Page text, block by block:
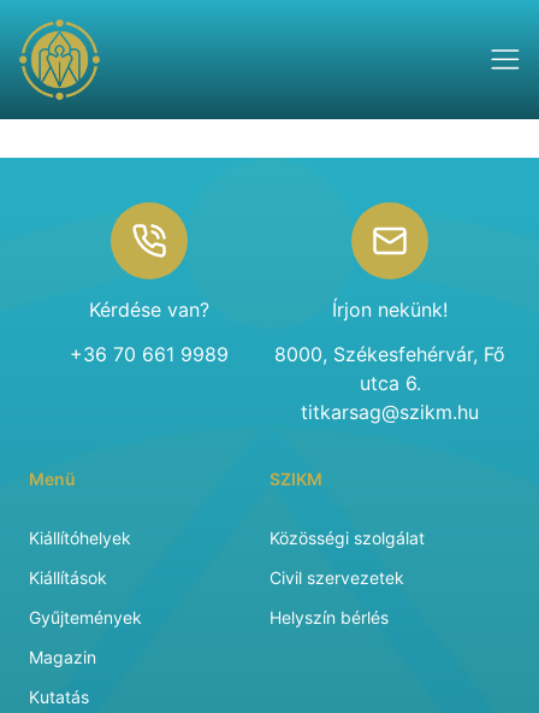
Kérdése van?
+36 70 661 9989
Írjon nekünk!
8000, Székesfehérvár, Fő
utca 6.
titkarsag@szikm.hu
Menü
Kiállítóhelyek
Kiállítások
Gyűjtemények
Magazin
Kutatás
SZIKM
Közösségi szolgálat
Civil szervezetek
Helyszín bérlés